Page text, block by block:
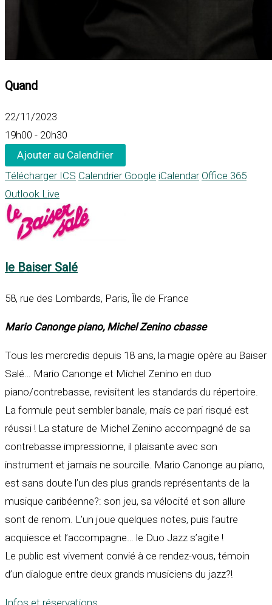
Quand
22/11/2023
19h00 - 20h30
Ajouter au Calendrier
Télécharger ICS Calendrier Google iCalendar Office 365
Outlook Live
le Baiser Salé
58, rue des Lombards, Paris, Île de France
Mario Canonge piano, Michel Zenino cbasse
Tous les mercredis depuis 18 ans, la magie opère au Baiser
Salé… Mario Canonge et Michel Zenino en duo
piano/contrebasse, revisitent les standards du répertoire.
La formule peut sembler banale, mais ce pari risqué est
réussi ! La stature de Michel Zenino accompagné de sa
contrebasse impressionne, il plaisante avec son
instrument et jamais ne sourcille. Mario Canonge au piano,
est sans doute l’un des plus grands représentants de la
musique caribéenne?: son jeu, sa vélocité et son allure
sont de renom. L’un joue quelques notes, puis l’autre
acquiesce et l’accompagne… le Duo Jazz s’agite !
Le public est vivement convié à ce rendez-vous, témoin
d’un dialogue entre deux grands musiciens du jazz?!